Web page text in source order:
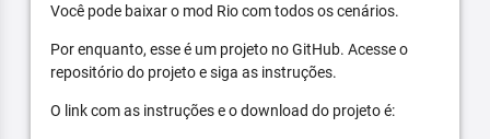
Você pode baixar o mod Rio com todos os cenários.
Por enquanto, esse é um projeto no GitHub. Acesse o
repositório do projeto e siga as instruções.
O link com as instruções e o download do projeto é: